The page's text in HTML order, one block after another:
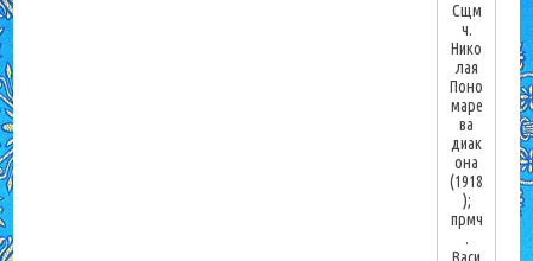
Сщм
ч.
Нико
лая
Поно
маре
ва
диак
она
(1918
);
прмч
.